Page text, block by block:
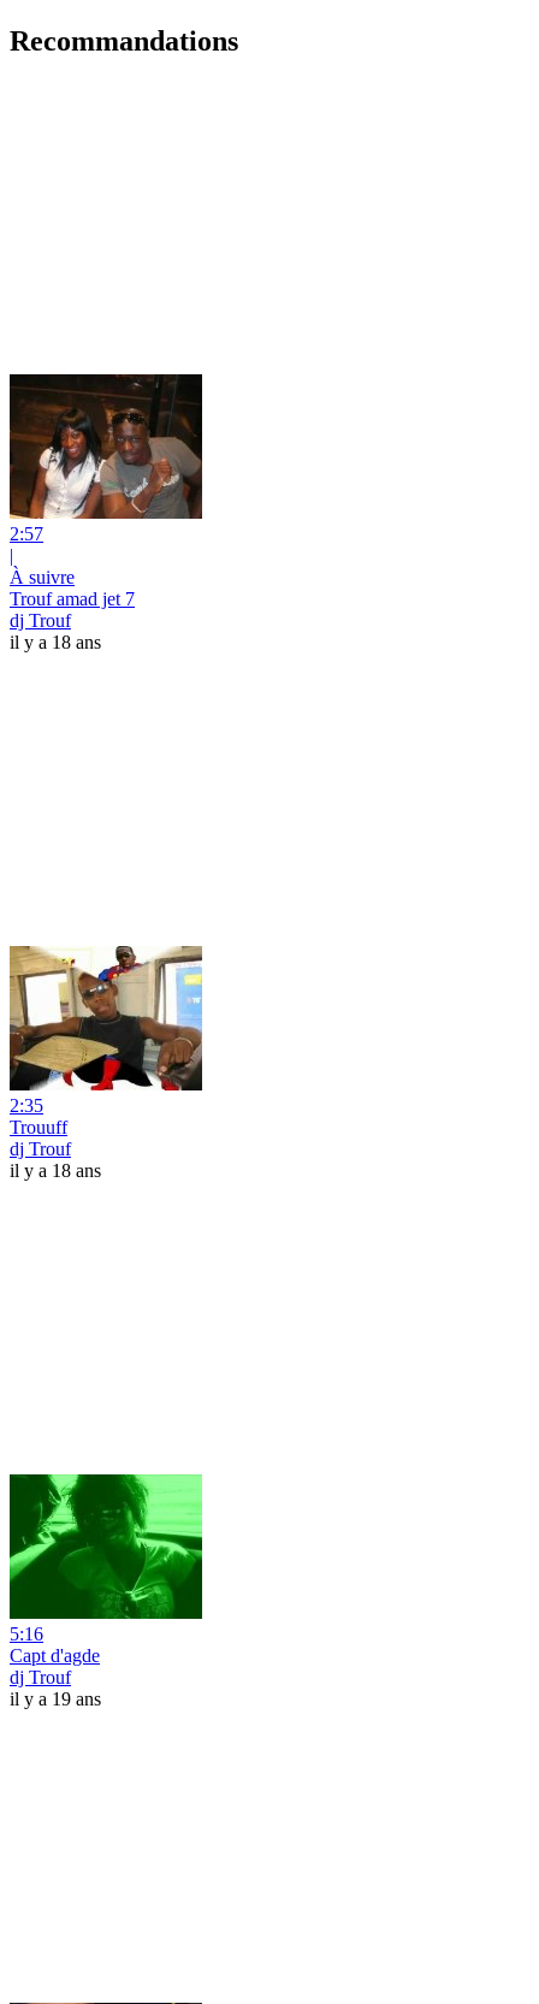
Recommandations
2:57
|
À suivre
Trouf amad jet 7
dj Trouf
il y a 18 ans
2:35
Trouuff
dj Trouf
il y a 18 ans
5:16
Capt d'agde
dj Trouf
il y a 19 ans